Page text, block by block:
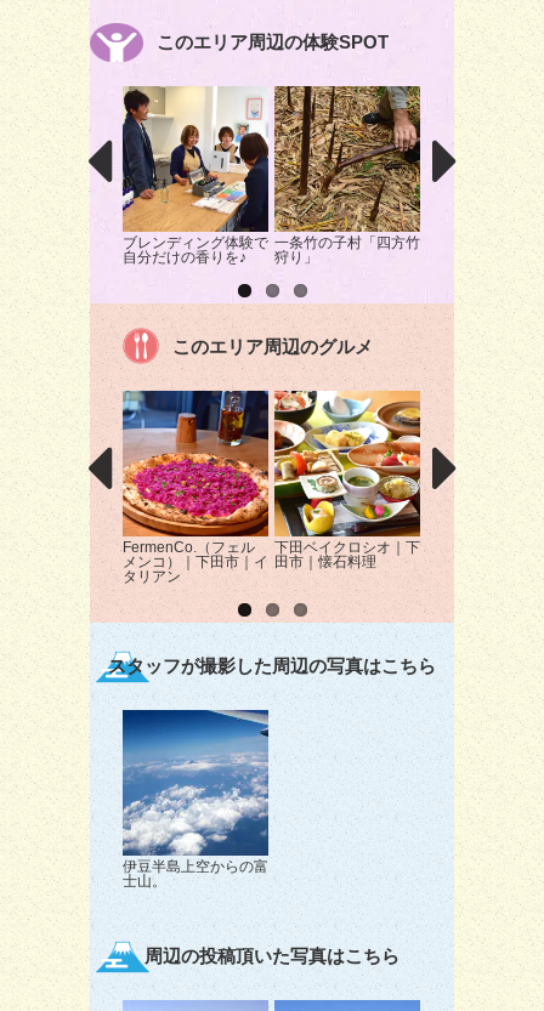
このエリア周辺の体験SPOT
ブレンディング体験で
自分だけの香りを♪
一条竹の子村「四方竹
狩り」
イルカショーに
求め・・・
このエリア周辺のグルメ
FermenCo.（フェル
メンコ）｜下田市｜イ
タリアン
下田ベイクロシオ｜下
田市｜懐石料理
たんぽぽ｜下田
肉・ラーメン・
スタッフが撮影した周辺の写真はこちら
伊豆半島上空からの富
士山。
周辺の投稿頂いた写真はこちら